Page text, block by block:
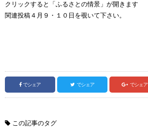
クリックすると「ふるさとの情景」が開きます
関連投稿４月９・１０日を覗いて下さい。
でシェア でシェア でシェア
この記事のタグ